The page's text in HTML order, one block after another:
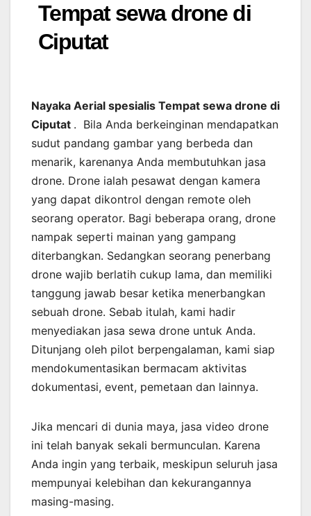
Tempat sewa drone di
Ciputat
Nayaka Aerial spesialis Tempat sewa drone di
Ciputat . Bila Anda berkeinginan mendapatkan
sudut pandang gambar yang berbeda dan
menarik, karenanya Anda membutuhkan jasa
drone. Drone ialah pesawat dengan kamera
yang dapat dikontrol dengan remote oleh
seorang operator. Bagi beberapa orang, drone
nampak seperti mainan yang gampang
diterbangkan. Sedangkan seorang penerbang
drone wajib berlatih cukup lama, dan memiliki
tanggung jawab besar ketika menerbangkan
sebuah drone. Sebab itulah, kami hadir
menyediakan jasa sewa drone untuk Anda.
Ditunjang oleh pilot berpengalaman, kami siap
mendokumentasikan bermacam aktivitas
dokumentasi, event, pemetaan dan lainnya.
Jika mencari di dunia maya, jasa video drone
ini telah banyak sekali bermunculan. Karena
Anda ingin yang terbaik, meskipun seluruh jasa
mempunyai kelebihan dan kekurangannya
masing-masing.